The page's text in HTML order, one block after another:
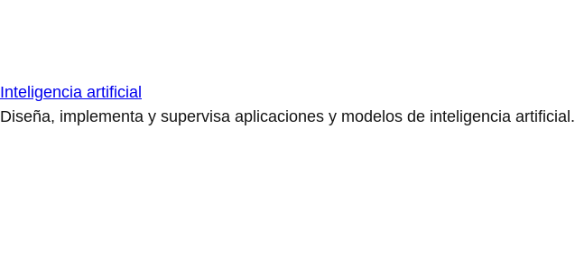
Inteligencia artificial
Diseña, implementa y supervisa aplicaciones y modelos de inteligencia artificial.